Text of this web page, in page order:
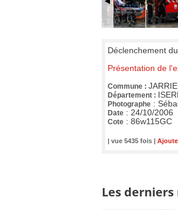
Déclenchement
Présentation de
Commune : JARRIE
Département :
Photographe :
Date : 24/10/2006
Cote : 86w115GC
| vue 5435 fois |
Les